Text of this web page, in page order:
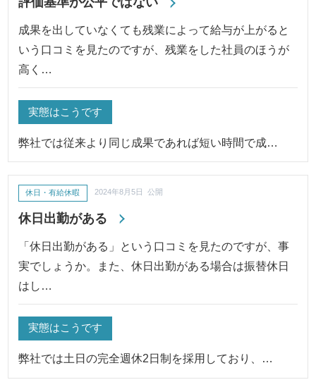
成果を出していなくても残業によって給与が上がると
いう口コミを見たのですが、残業をした社員のほうが
高く…
実態はこうです
弊社では従来より同じ成果であれば短い時間で成…
休日出勤がある
休日・有給休暇 2024年8月5日 公開
「休日出勤がある」という口コミを見たのですが、事
実でしょうか。また、休日出勤がある場合は振替休日
はし…
実態はこうです
弊社では土日の完全週休2日制を採用しており、…